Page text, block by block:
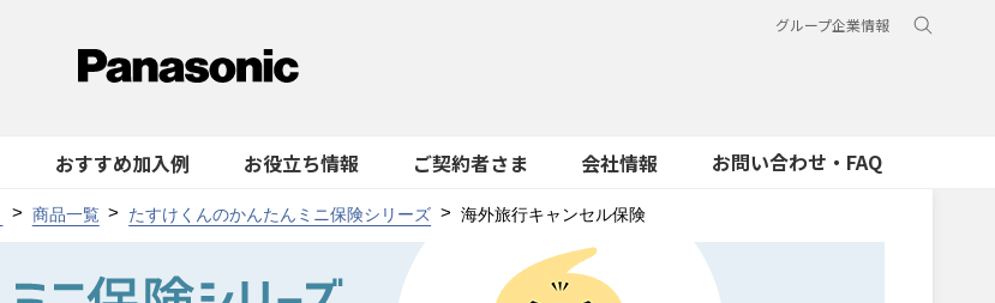
グループ企業情報
おすすめ加入例 お役立ち情報 ご契約者さま 会社情報 お問い合わせ・FAQ
商品一覧 たすけくんのかんたんミニ保険シリーズ 海外旅行キャンセル保険